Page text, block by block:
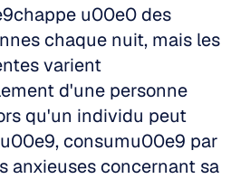
u00e0 des
chaque nuit, mais les
varient
d'une personne
qu'un individu peut
consumu00e9 par
anxieuses concernant sa